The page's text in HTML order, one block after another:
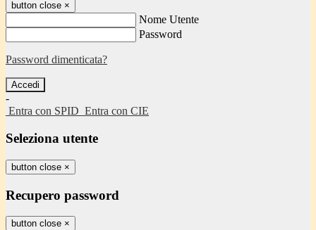
button close ×
Nome Utente
Password
Password dimenticata?
-
Entra con SPID Entra con CIE
Seleziona utente
button close ×
Recupero password
button close ×